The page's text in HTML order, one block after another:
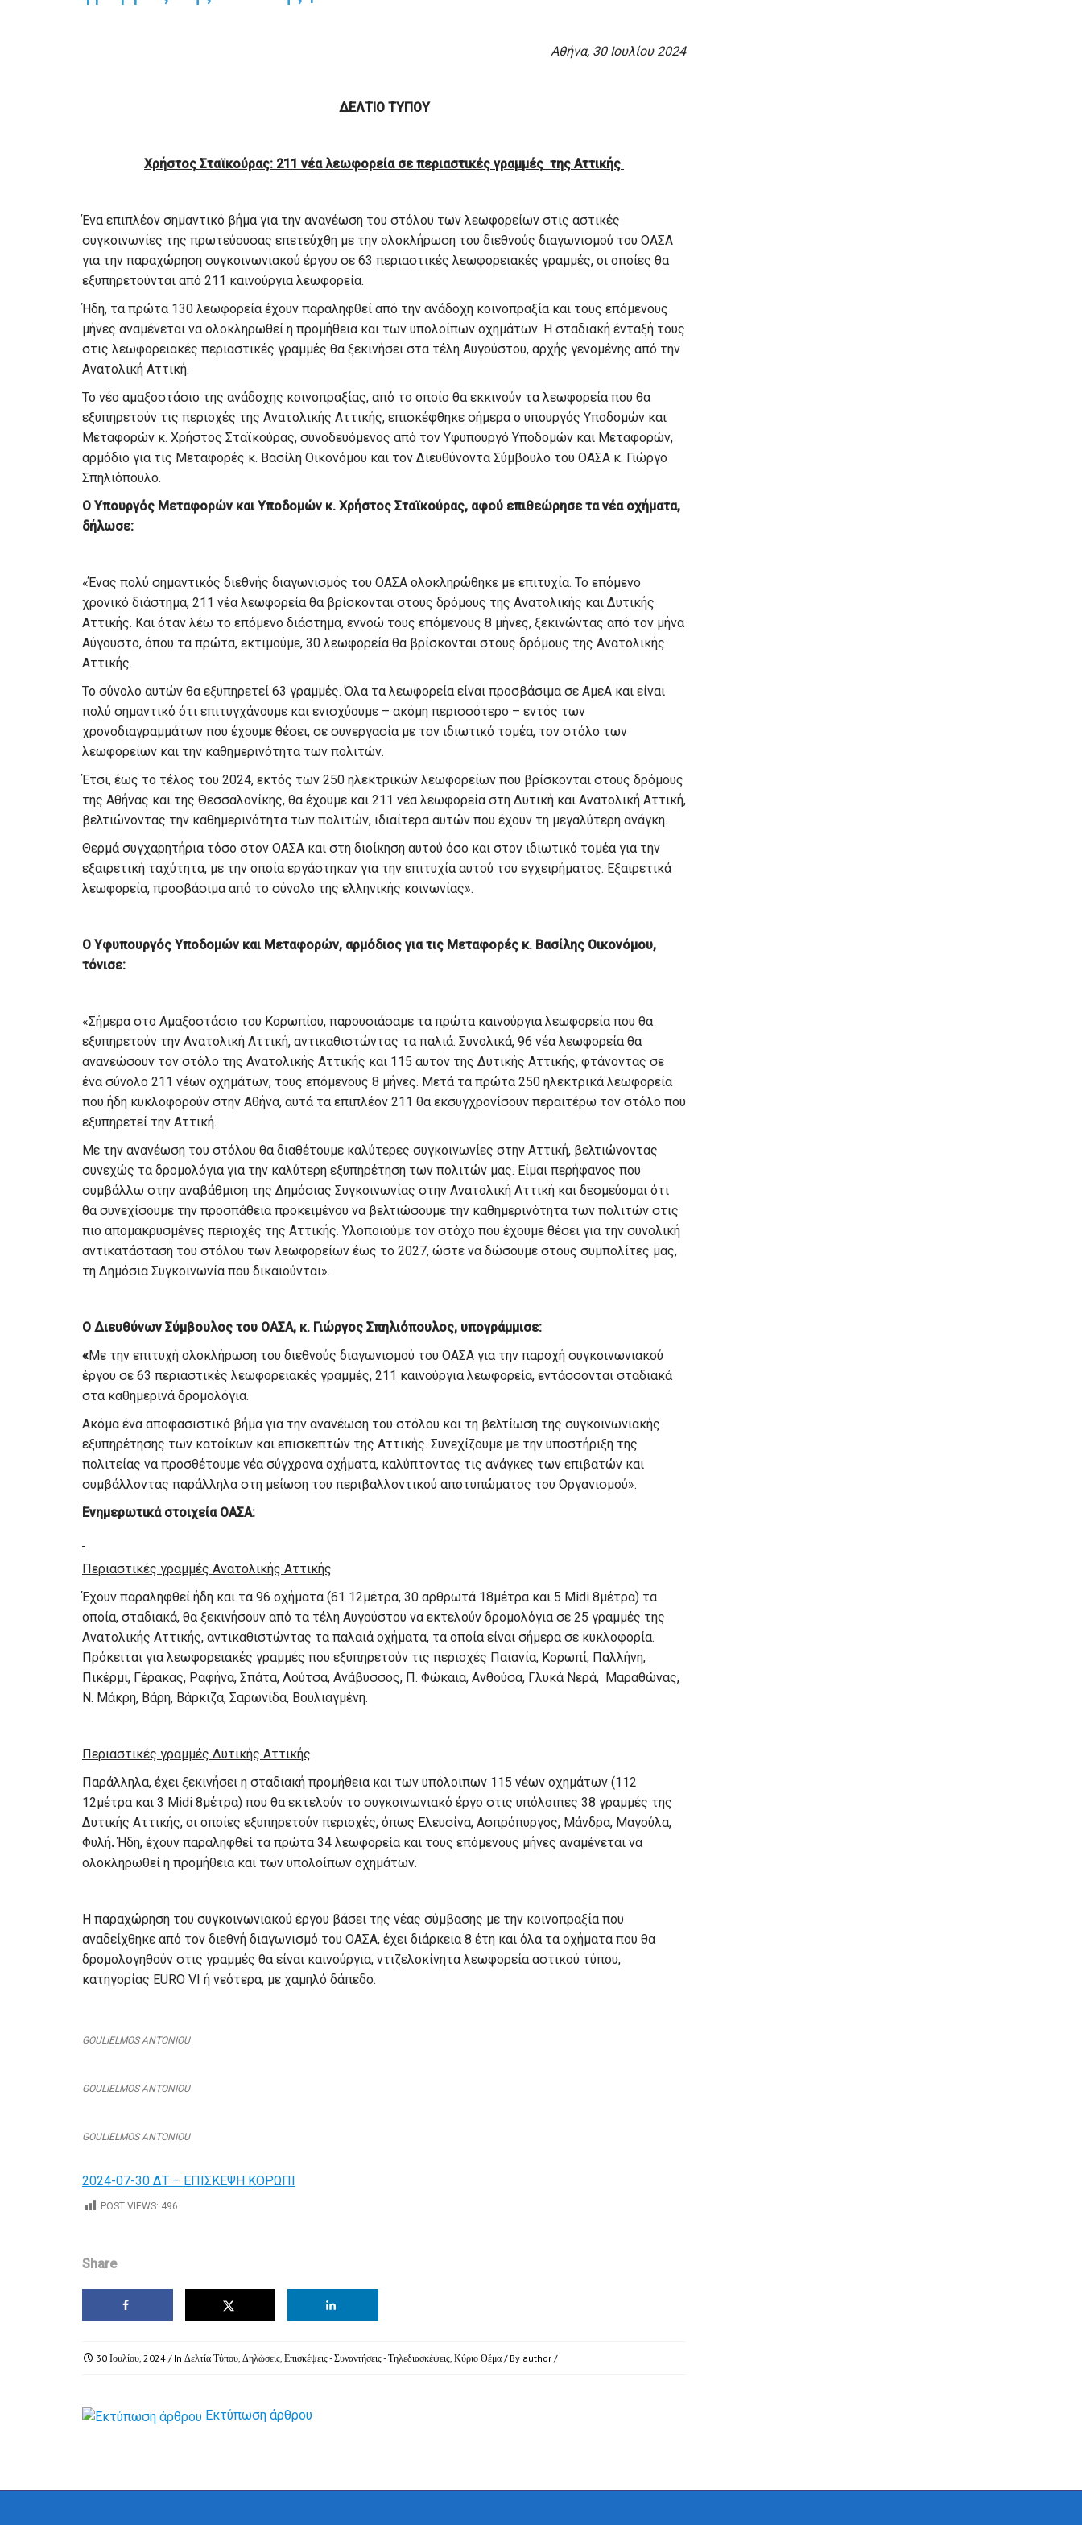
Αθήνα, 30 Ιουλίου 2024
ΔΕΛΤΙΟ ΤΥΠΟΥ
Χρήστος Σταϊκούρας: 211 νέα λεωφορεία σε περιαστικές γραμμές της Αττικής
Ένα επιπλέον σημαντικό βήμα για την ανανέωση του στόλου των λεωφορείων στις αστικές
συγκοινωνίες της πρωτεύουσας επετεύχθη με την ολοκλήρωση του διεθνούς διαγωνισμού του ΟΑΣΑ
για την παραχώρηση συγκοινωνιακού έργου σε 63 περιαστικές λεωφορειακές γραμμές, οι οποίες θα
εξυπηρετούνται από 211 καινούργια λεωφορεία.
Ήδη, τα πρώτα 130 λεωφορεία έχουν παραληφθεί από την ανάδοχη κοινοπραξία και τους επόμενους
μήνες αναμένεται να ολοκληρωθεί η προμήθεια και των υπολοίπων οχημάτων. Η σταδιακή ένταξή τους
στις λεωφορειακές περιαστικές γραμμές θα ξεκινήσει στα τέλη Αυγούστου, αρχής γενομένης από την
Ανατολική Αττική.
Το νέο αμαξοστάσιο της ανάδοχης κοινοπραξίας, από το οποίο θα εκκινούν τα λεωφορεία που θα
εξυπηρετούν τις περιοχές της Ανατολικής Αττικής, επισκέφθηκε σήμερα ο υπουργός Υποδομών και
Μεταφορών κ. Χρήστος Σταϊκούρας, συνοδευόμενος από τον Υφυπουργό Υποδομών και Μεταφορών,
αρμόδιο για τις Μεταφορές κ. Βασίλη Οικονόμου και τον Διευθύνοντα Σύμβουλο του ΟΑΣΑ κ. Γιώργο
Σπηλιόπουλο.
Ο Υπουργός Μεταφορών και Υποδομών κ. Χρήστος Σταϊκούρας, αφού επιθεώρησε τα νέα οχήματα,
δήλωσε:
«Ένας πολύ σημαντικός διεθνής διαγωνισμός του ΟΑΣΑ ολοκληρώθηκε με επιτυχία. Το επόμενο
χρονικό διάστημα, 211 νέα λεωφορεία θα βρίσκονται στους δρόμους της Ανατολικής και Δυτικής
Αττικής. Και όταν λέω το επόμενο διάστημα, εννοώ τους επόμενους 8 μήνες, ξεκινώντας από τον μήνα
Αύγουστο, όπου τα πρώτα, εκτιμούμε, 30 λεωφορεία θα βρίσκονται στους δρόμους της Ανατολικής
Αττικής.
Το σύνολο αυτών θα εξυπηρετεί 63 γραμμές. Όλα τα λεωφορεία είναι προσβάσιμα σε ΑμεΑ και είναι
πολύ σημαντικό ότι επιτυγχάνουμε και ενισχύουμε – ακόμη περισσότερο – εντός των
χρονοδιαγραμμάτων που έχουμε θέσει, σε συνεργασία με τον ιδιωτικό τομέα, τον στόλο των
λεωφορείων και την καθημερινότητα των πολιτών.
Έτσι, έως το τέλος του 2024, εκτός των 250 ηλεκτρικών λεωφορείων που βρίσκονται στους δρόμους
της Αθήνας και της Θεσσαλονίκης, θα έχουμε και 211 νέα λεωφορεία στη Δυτική και Ανατολική Αττική,
βελτιώνοντας την καθημερινότητα των πολιτών, ιδιαίτερα αυτών που έχουν τη μεγαλύτερη ανάγκη.
Θερμά συγχαρητήρια τόσο στον ΟΑΣΑ και στη διοίκηση αυτού όσο και στον ιδιωτικό τομέα για την
εξαιρετική ταχύτητα, με την οποία εργάστηκαν για την επιτυχία αυτού του εγχειρήματος. Εξαιρετικά
λεωφορεία, προσβάσιμα από το σύνολο της ελληνικής κοινωνίας».
Ο Υφυπουργός Υποδομών και Μεταφορών, αρμόδιος για τις Μεταφορές κ. Βασίλης Οικονόμου,
τόνισε:
«Σήμερα στο Αμαξοστάσιο του Κορωπίου, παρουσιάσαμε τα πρώτα καινούργια λεωφορεία που θα
εξυπηρετούν την Ανατολική Αττική, αντικαθιστώντας τα παλιά. Συνολικά, 96 νέα λεωφορεία θα
ανανεώσουν τον στόλο της Ανατολικής Αττικής και 115 αυτόν της Δυτικής Αττικής, φτάνοντας σε
ένα σύνολο 211 νέων οχημάτων, τους επόμενους 8 μήνες. Μετά τα πρώτα 250 ηλεκτρικά λεωφορεία
που ήδη κυκλοφορούν στην Αθήνα, αυτά τα επιπλέον 211 θα εκσυγχρονίσουν περαιτέρω τον στόλο που
εξυπηρετεί την Αττική.
Με την ανανέωση του στόλου θα διαθέτουμε καλύτερες συγκοινωνίες στην Αττική, βελτιώνοντας
συνεχώς τα δρομολόγια για την καλύτερη εξυπηρέτηση των πολιτών μας. Είμαι περήφανος που
συμβάλλω στην αναβάθμιση της Δημόσιας Συγκοινωνίας στην Ανατολική Αττική και δεσμεύομαι ότι
θα συνεχίσουμε την προσπάθεια προκειμένου να βελτιώσουμε την καθημερινότητα των πολιτών στις
πιο απομακρυσμένες περιοχές της Αττικής. Υλοποιούμε τον στόχο που έχουμε θέσει για την συνολική
αντικατάσταση του στόλου των λεωφορείων έως το 2027, ώστε να δώσουμε στους συμπολίτες μας,
τη Δημόσια Συγκοινωνία που δικαιούνται».
Ο Διευθύνων Σύμβουλος του ΟΑΣΑ, κ. Γιώργος Σπηλιόπουλος, υπογράμμισε:
«Με την επιτυχή ολοκλήρωση του διεθνούς διαγωνισμού του ΟΑΣΑ για την παροχή συγκοινωνιακού
έργου σε 63 περιαστικές λεωφορειακές γραμμές, 211 καινούργια λεωφορεία, εντάσσονται σταδιακά
στα καθημερινά δρομολόγια.
Ακόμα ένα αποφασιστικό βήμα για την ανανέωση του στόλου και τη βελτίωση της συγκοινωνιακής
εξυπηρέτησης των κατοίκων και επισκεπτών της Αττικής. Συνεχίζουμε με την υποστήριξη της
πολιτείας να προσθέτουμε νέα σύγχρονα οχήματα, καλύπτοντας τις ανάγκες των επιβατών και
συμβάλλοντας παράλληλα στη μείωση του περιβαλλοντικού αποτυπώματος του Οργανισμού».
Ενημερωτικά στοιχεία ΟΑΣΑ:
Περιαστικές γραμμές Ανατολικής Αττικής
Έχουν παραληφθεί ήδη και τα 96 οχήματα (61 12μέτρα, 30 αρθρωτά 18μέτρα και 5 Midi 8μέτρα) τα
οποία, σταδιακά, θα ξεκινήσουν από τα τέλη Αυγούστου να εκτελούν δρομολόγια σε 25 γραμμές της
Ανατολικής Αττικής, αντικαθιστώντας τα παλαιά οχήματα, τα οποία είναι σήμερα σε κυκλοφορία.
Πρόκειται για λεωφορειακές γραμμές που εξυπηρετούν τις περιοχές Παιανία, Κορωπί, Παλλήνη,
Πικέρμι, Γέρακας, Ραφήνα, Σπάτα, Λούτσα, Ανάβυσσος, Π. Φώκαια, Ανθούσα, Γλυκά Νερά, Μαραθώνας,
Ν. Μάκρη, Βάρη, Βάρκιζα, Σαρωνίδα, Βουλιαγμένη.
Περιαστικές γραμμές Δυτικής Αττικής
Παράλληλα, έχει ξεκινήσει η σταδιακή προμήθεια και των υπόλοιπων 115 νέων οχημάτων (112
12μέτρα και 3 Midi 8μέτρα) που θα εκτελούν το συγκοινωνιακό έργο στις υπόλοιπες 38 γραμμές της
Δυτικής Αττικής, οι οποίες εξυπηρετούν περιοχές, όπως Ελευσίνα, Ασπρόπυργος, Μάνδρα, Μαγούλα,
Φυλή.Ήδη, έχουν παραληφθεί τα πρώτα 34 λεωφορεία και τους επόμενους μήνες αναμένεται να
ολοκληρωθεί η προμήθεια και των υπολοίπων οχημάτων.
Η παραχώρηση του συγκοινωνιακού έργου βάσει της νέας σύμβασης με την κοινοπραξία που
αναδείχθηκε από τον διεθνή διαγωνισμό του ΟΑΣΑ, έχει διάρκεια 8 έτη και όλα τα οχήματα που θα
δρομολογηθούν στις γραμμές θα είναι καινούργια, ντιζελοκίνητα λεωφορεία αστικού τύπου,
κατηγορίας EURO VI ή νεότερα, με χαμηλό δάπεδο.
GOULIELMOS ANTONIOU
GOULIELMOS ANTONIOU
GOULIELMOS ANTONIOU
2024-07-30 ΔΤ – ΕΠΙΣΚΕΨΗ ΚΟΡΩΠΙ
POST VIEWS: 496
Share
30 Ιουλίου, 2024 / In Δελτία Τύπου, Δηλώσεις, Επισκέψεις - Συναντήσεις - Τηλεδιασκέψεις, Κύριο Θέμα / By author /
Εκτύπωση άρθρου